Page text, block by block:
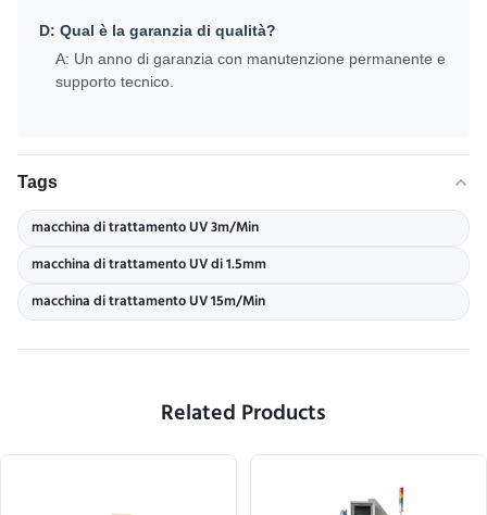
D: Qual è la garanzia di qualità?
A: Un anno di garanzia con manutenzione permanente e
supporto tecnico.
Tags
macchina di trattamento UV 3m/Min
macchina di trattamento UV di 1.5mm
macchina di trattamento UV 15m/Min
Related Products